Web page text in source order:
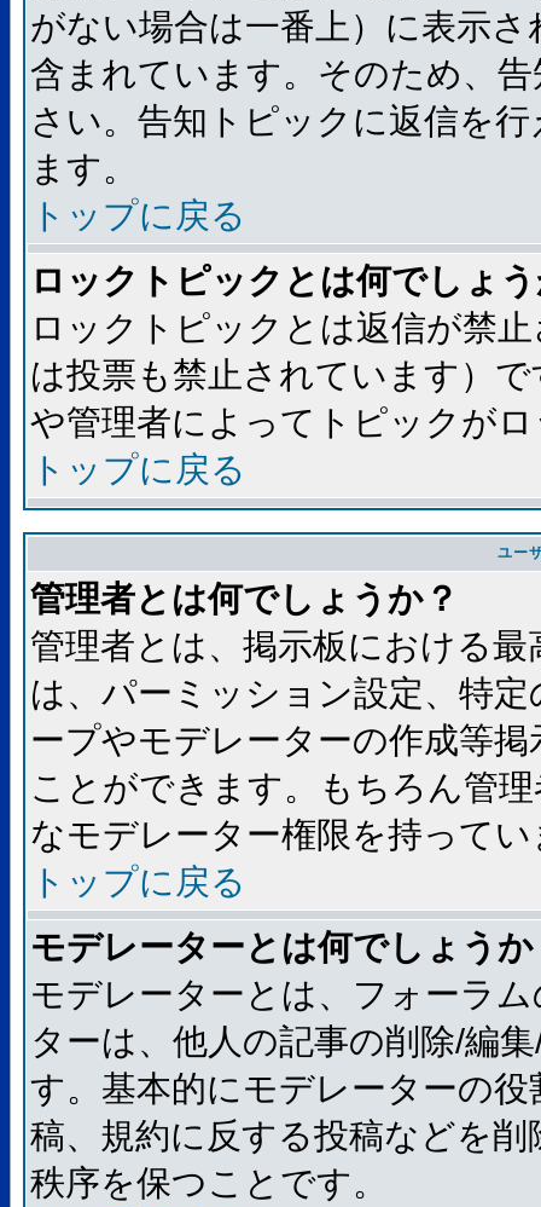
がない場合は一番上）に表示
含まれています。そのため、
さい。告知トピックに返信を
ます。
トップに戻る
ロックトピックとは何でしょ
ロックトピックとは返信が禁
は投票も禁止されています）
や管理者によってトピックが
トップに戻る
ユー
管理者とは何でしょうか？
管理者とは、掲示板における
は、パーミッション設定、特
ープやモデレーターの作成等
ことができます。もちろん管
なモデレーター権限を持ってい
トップに戻る
モデレーターとは何でしょうか
モデレーターとは、フォーラ
ターは、他人の記事の削除/編
す。基本的にモデレーターの
稿、規約に反する投稿などを
秩序を保つことです。